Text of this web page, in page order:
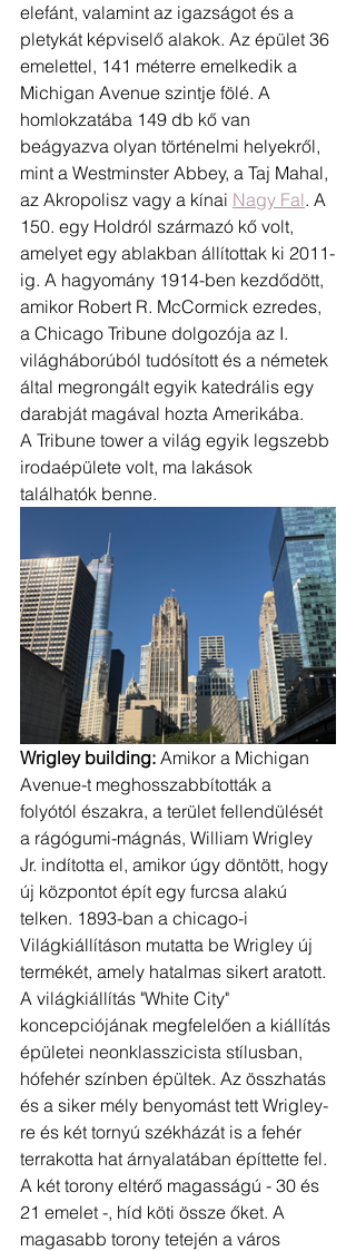
elefánt, valamint az igazságot és a
pletykát képviselő alakok. Az épület 36
emelettel, 141 méterre emelkedik a
Michigan Avenue szintje fölé. A
homlokzatába 149 db kő van
beágyazva olyan történelmi helyekről,
mint a Westminster Abbey, a Taj Mahal,
az Akropolisz vagy a kínai Nagy Fal. A
150. egy Holdról származó kő volt,
amelyet egy ablakban állítottak ki 2011-
ig. A hagyomány 1914-ben kezdődött,
amikor Robert R. McCormick ezredes,
a Chicago Tribune dolgozója az I.
világháborúból tudósított és a németek
által megrongált egyik katedrális egy
darabját magával hozta Amerikába.
A Tribune tower a világ egyik legszebb
irodaépülete volt, ma lakások
találhatók benne.
Wrigley building: Amikor a Michigan
Avenue-t meghosszabbították a
folyótól északra, a terület fellendülését
a rágógumi-mágnás, William Wrigley
Jr. indította el, amikor úgy döntött, hogy
új központot épít egy furcsa alakú
telken. 1893-ban a chicago-i
Világkiállításon mutatta be Wrigley új
termékét, amely hatalmas sikert aratott.
A világkiállítás "White City"
koncepciójának megfelelően a kiállítás
épületei neonklasszicista stílusban,
hófehér színben épültek. Az összhatás
és a siker mély benyomást tett Wrigley-
re és két tornyú székházát is a fehér
terrakotta hat árnyalatában építtette fel.
A két torony eltérő magasságú - 30 és
21 emelet -, híd köti össze őket. A
magasabb torony tetején a város